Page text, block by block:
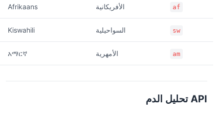
af الأفريكانية Afrikaans
sw السواحيلية Kiswahili
am الأمهرية አማርኛ
API تحليل الدم